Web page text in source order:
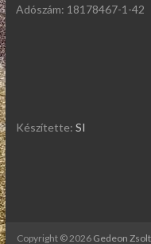
Adószám: 18178467-1-42
Készítette: SI
Copyright © 2026 Gedeon